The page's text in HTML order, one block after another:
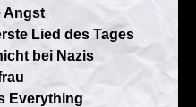
Angst
Lied des Tages
bei Nazis
Everything